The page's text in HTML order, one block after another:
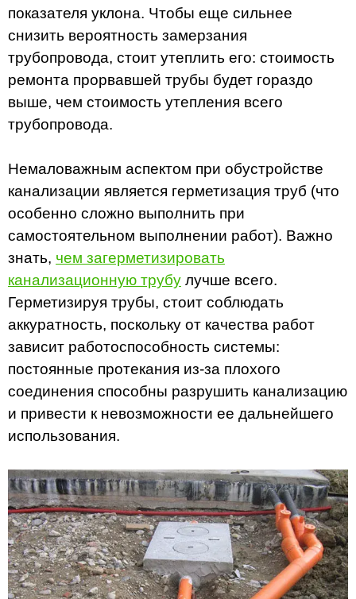
показателя уклона. Чтобы еще сильнее
снизить вероятность замерзания
трубопровода, стоит утеплить его: стоимость
ремонта прорвавшей трубы будет гораздо
выше, чем стоимость утепления всего
трубопровода.
Немаловажным аспектом при обустройстве
канализации является герметизация труб (что
особенно сложно выполнить при
самостоятельном выполнении работ). Важно
знать, чем загерметизировать
канализационную трубу лучше всего.
Герметизируя трубы, стоит соблюдать
аккуратность, поскольку от качества работ
зависит работоспособность системы:
постоянные протекания из-за плохого
соединения способны разрушить канализацию
и привести к невозможности ее дальнейшего
использования.